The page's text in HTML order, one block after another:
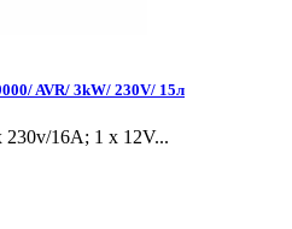
AVR/ 3kW/ 230V/ 15л
230v/16A; 1 x 12V...